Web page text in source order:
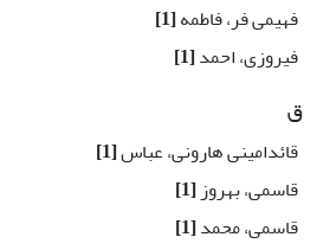
فهیمی فر، فاطمه[1]
فیروزی، احمد[1]
ق
قائدامینی هارونی، عباس[1]
قاسمی، بهروز[1]
قاسمی، محمد[1]